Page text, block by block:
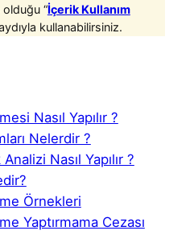
“İçerik Kullanım
kullanabilirsiniz.
Nasıl Yapılır ?
Nelerdir ?
Nasıl Yapılır ?
Örnekleri
Yaptırmama Cezası